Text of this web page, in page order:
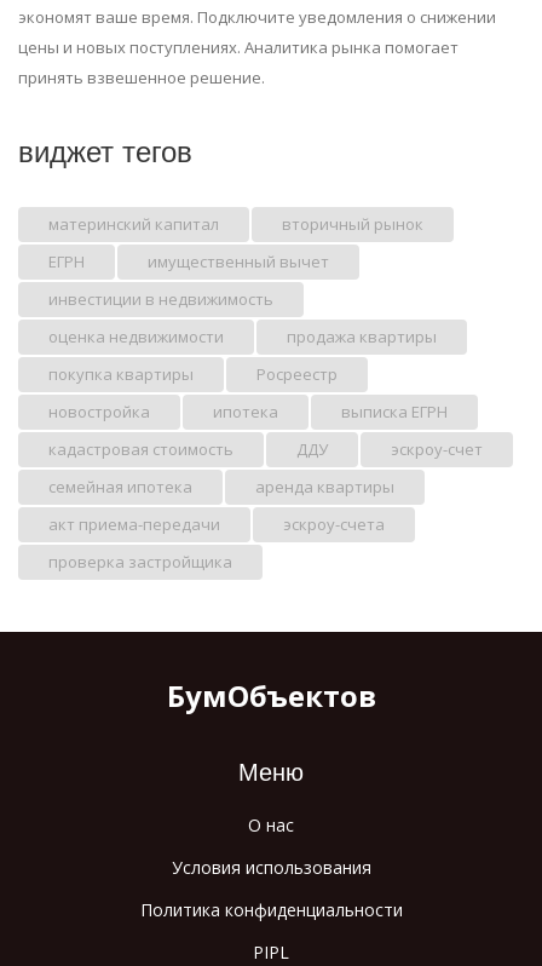
экономят ваше время. Подключите уведомления о снижении
цены и новых поступлениях. Аналитика рынка помогает
принять взвешенное решение.
виджет тегов
материнский капитал
вторичный рынок
ЕГРН
имущественный вычет
инвестиции в недвижимость
оценка недвижимости
продажа квартиры
покупка квартиры
Росреестр
новостройка
ипотека
выписка ЕГРН
кадастровая стоимость
ДДУ
эскроу-счет
семейная ипотека
аренда квартиры
акт приема-передачи
эскроу-счета
проверка застройщика
БумОбъектов
Меню
О нас
Условия использования
Политика конфиденциальности
PIPL